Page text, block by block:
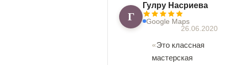
Г
Гулру Насриева
Google Maps
26.06.2020
Это классная
мастерская